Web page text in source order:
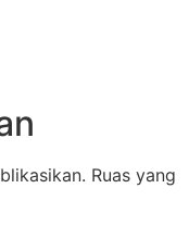
Ruas yang